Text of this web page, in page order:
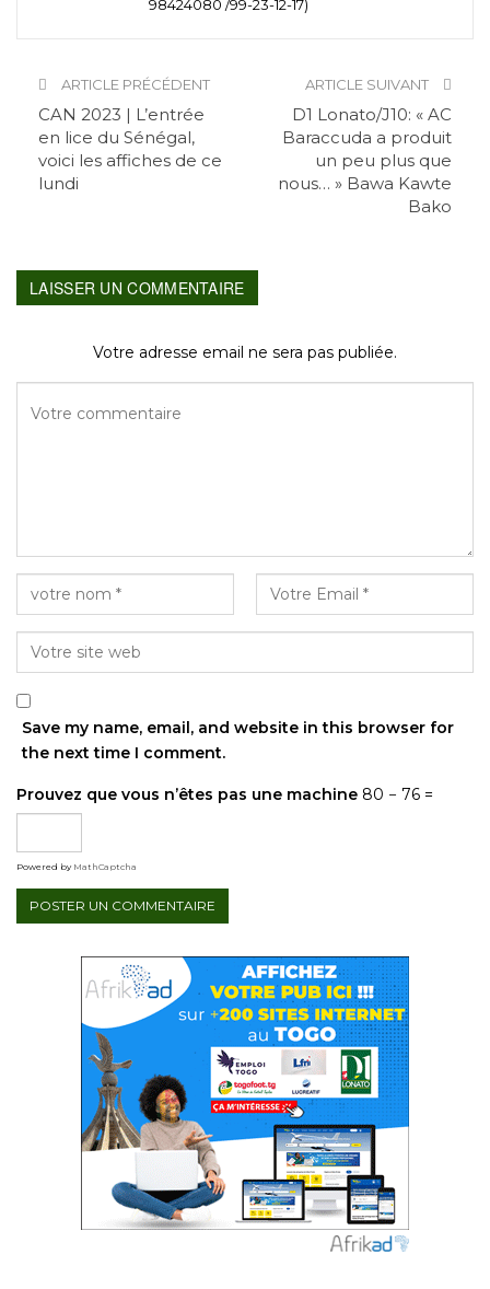
98424080 /99-23-12-17)
ARTICLE PRÉCÉDENT
CAN 2023 | L’entrée
en lice du Sénégal,
voici les affiches de ce
lundi
ARTICLE SUIVANT
D1 Lonato/J10: « AC
Baraccuda a produit
un peu plus que
nous… » Bawa Kawte
Bako
LAISSER UN COMMENTAIRE
Votre adresse email ne sera pas publiée.
Save my name, email, and website in this browser for
the next time I comment.
Prouvez que vous n’êtes pas une machine 80 − 76 =
Powered by MathCaptcha